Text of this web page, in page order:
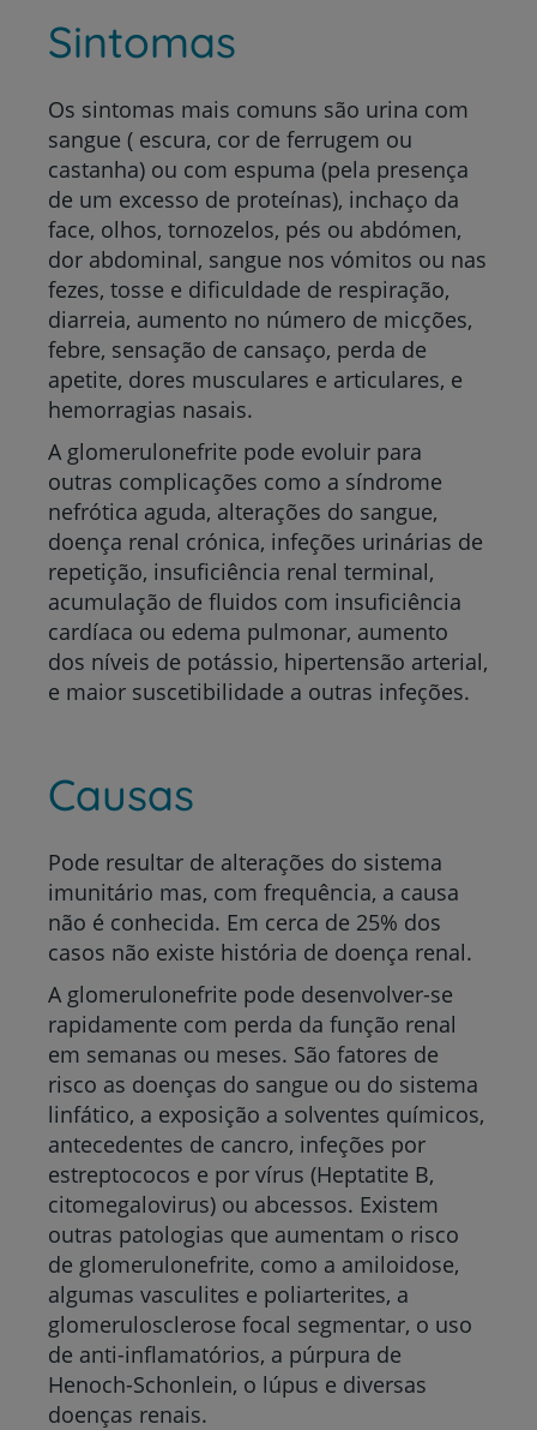
Sintomas
Os sintomas mais comuns são urina com
sangue ( escura, cor de ferrugem ou
castanha) ou com espuma (pela presença
de um excesso de proteínas), inchaço da
face, olhos, tornozelos, pés ou abdómen,
dor abdominal, sangue nos vómitos ou nas
fezes, tosse e dificuldade de respiração,
diarreia, aumento no número de micções,
febre, sensação de cansaço, perda de
apetite, dores musculares e articulares, e
hemorragias nasais.
A glomerulonefrite pode evoluir para
outras complicações como a síndrome
nefrótica aguda, alterações do sangue,
doença renal crónica, infeções urinárias de
repetição, insuficiência renal terminal,
acumulação de fluidos com insuficiência
cardíaca ou edema pulmonar, aumento
dos níveis de potássio, hipertensão arterial,
e maior suscetibilidade a outras infeções.
Causas
Pode resultar de alterações do sistema
imunitário mas, com frequência, a causa
não é conhecida. Em cerca de 25% dos
casos não existe história de doença renal.
A glomerulonefrite pode desenvolver-se
rapidamente com perda da função renal
em semanas ou meses. São fatores de
risco as doenças do sangue ou do sistema
linfático, a exposição a solventes químicos,
antecedentes de cancro, infeções por
estreptococos e por vírus (Heptatite B,
citomegalovirus) ou abcessos. Existem
outras patologias que aumentam o risco
de glomerulonefrite, como a amiloidose,
algumas vasculites e poliarterites, a
glomerulosclerose focal segmentar, o uso
de anti-inflamatórios, a púrpura de
Henoch-Schonlein, o lúpus e diversas
doenças renais.